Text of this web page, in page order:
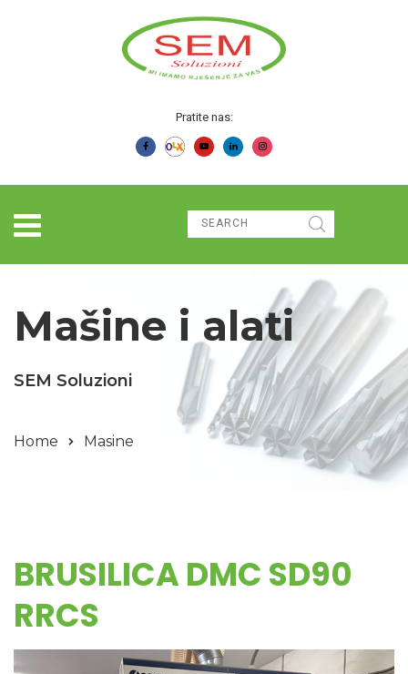
Pratite nas:
Mašine i alati
SEM Soluzioni
Home Masine
BRUSILICA DMC SD90
RRCS